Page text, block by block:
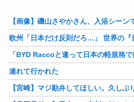
連れて行かれた